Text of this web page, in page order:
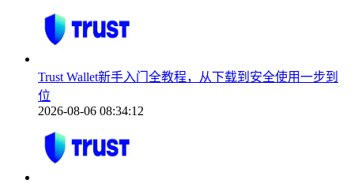
Trust Wallet新手入门全教程，从下载到安全使用一步到
位
2026-08-06 08:34:12